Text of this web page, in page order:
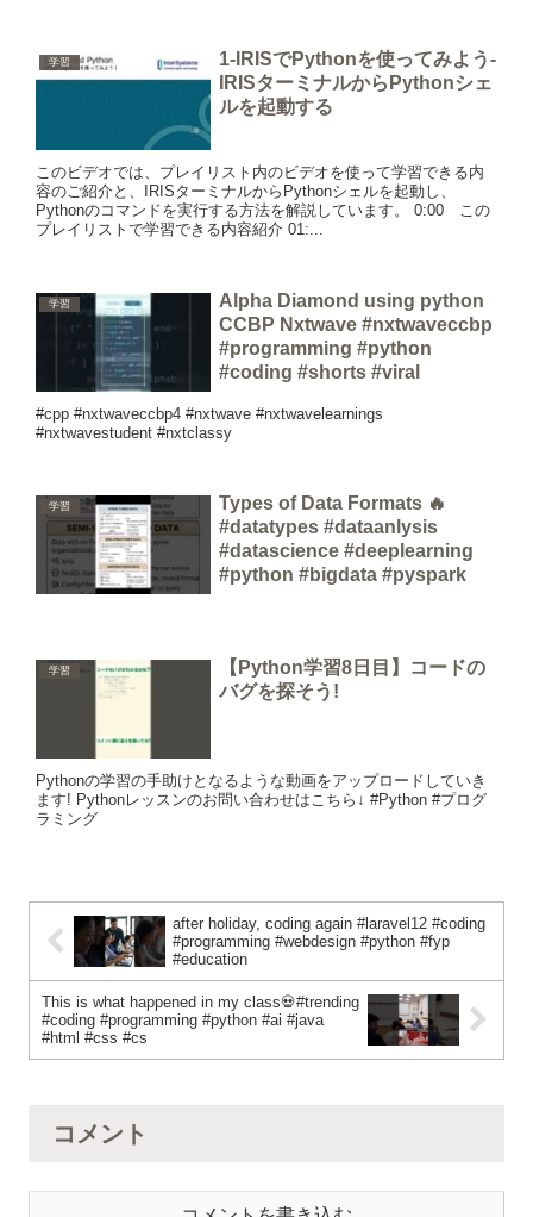
学習
1-IRISでPythonを使ってみよう-
IRISターミナルからPythonシェ
ルを起動する
このビデオでは、プレイリスト内のビデオを使って学習できる内
容のご紹介と、IRISターミナルからPythonシェルを起動し、
Pythonのコマンドを実行する方法を解説しています。 0:00 この
プレイリストで学習できる内容紹介 01:...
学習
Alpha Diamond using python
CCBP Nxtwave #nxtwaveccbp
#programming #python
#coding #shorts #viral
#cpp #nxtwaveccbp4 #nxtwave #nxtwavelearnings
#nxtwavestudent #nxtclassy
学習
Types of Data Formats 🔥
#datatypes #dataanlysis
#datascience #deeplearning
#python #bigdata #pyspark
学習
【Python学習8日目】コードの
バグを探そう!
Pythonの学習の手助けとなるような動画をアップロードしていき
ます! Pythonレッスンのお問い合わせはこちら↓ #Python #プログ
ラミング
after holiday, coding again #laravel12 #coding
#programming #webdesign #python #fyp
#education
This is what happened in my class💀#trending
#coding #programming #python #ai #java
#html #css #cs
コメント